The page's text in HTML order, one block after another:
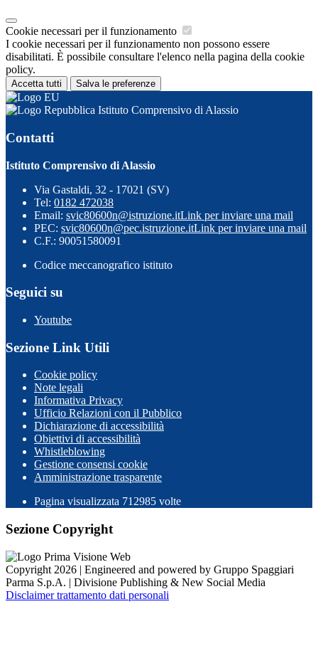
Cookie necessari per il funzionamento
I cookie necessari per il funzionamento non possono essere
disabilitati. È possibile consultare l'elenco nella pagina della cookie
policy.
Accetta tutti Salva le preferenze
Istituto Comprensivo di Alassio
Contatti
Istituto Comprensivo di Alassio
Via Gastaldi, 32 - 17021 (SV)
Tel: 0182 472038
Email: svic80600n@istruzione.itLink per inviare una mail
PEC: svic80600n@pec.istruzione.itLink per inviare una mail
C.F.: 90051580091
Codice meccanografico istituto
Seguici su
Youtube
Sezione Link Utili
Cookie policy
Note legali
Informativa Privacy
Ufficio Relazioni con il Pubblico
Dichiarazione di accessibilità
Obiettivi di accessibilità
Whistleblowing
Gestione consensi cookie
Amministrazione trasparente
Pagina visualizzata 712985 volte
Sezione Copyright
Copyright 2026 | Engineered and powered by Gruppo Spaggiari
Parma S.p.A. | Divisione Publishing & New Social Media
Disclaimer trattamento dati personali